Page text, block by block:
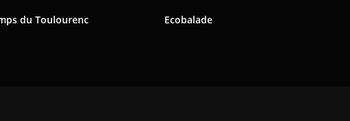
du Toulourenc Ecobalade